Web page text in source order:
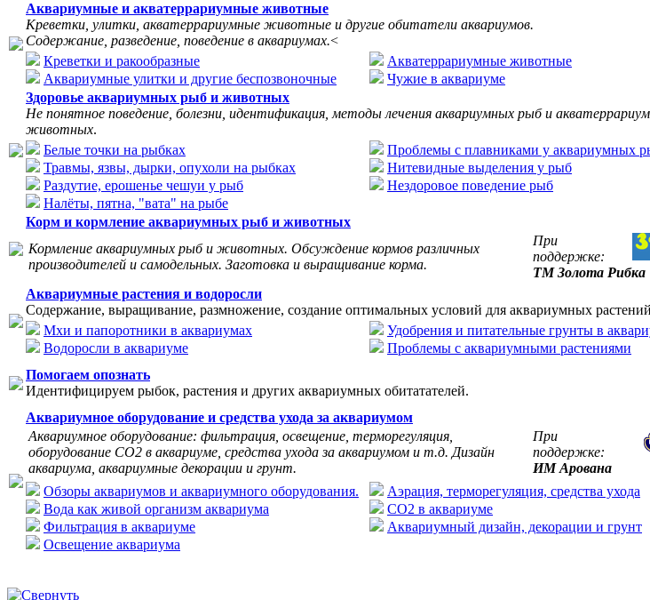
Аквариумные и акватеррариумные животные
Креветки, улитки, акватеррариумные животные и другие обитатели аквариумов.
Содержание, разведение, поведение в аквариумах.<
Креветки и ракообразные
Аквариумные улитки и другие беспозвоночные
Акватеррариумные животные
Чужие в аквариуме
Здоровье аквариумных рыб и животных
Не понятное поведение, болезни, идентификация, методы лечения аквариумных рыб и
животных.
Белые точки на рыбках
Травмы, язвы, дырки, опухоли на рыбках
Раздутие, ерошенье чешуи у рыб
Налёты, пятна, "вата" на рыбе
Проблемы с плавниками у аквариумных
Нитевидные выделения у рыб
Нездоровое поведение рыб
Корм и кормление аквариумных рыб и животных
Кормление аквариумных рыб и животных. Обсуждение кормов различных
производителей и самодельных. Заготовка и выращивание корма.
При
поддержке:
ТМ Золота Рибка
Аквариумные растения и водоросли
Содержание, выращивание, размножение, создание оптимальных условий для аквариумных
Мхи и папоротники в аквариумах
Водоросли в аквариуме
Удобрения и питательные грунты в
Проблемы с аквариумными растениями
Помогаем опознать
Идентифицируем рыбок, растения и других аквариумных обитатателей.
Аквариумное оборудование и средства ухода за аквариумом
Аквариумное оборудование: фильтрация, освещение, терморегуляция,
оборудование СО2 в аквариуме, средства ухода за аквариумом и т.д. Дизайн
аквариума, аквариумные декорации и грунт.
При
поддержке:
ИМ Арована
Обзоры аквариумов и аквариумного оборудования.
Вода как живой организм аквариума
Фильтрация в аквариуме
Освещение аквариума
Аэрация, терморегуляция, средства ухода
CO2 в аквариуме
Аквариумный дизайн, декорации и грунт